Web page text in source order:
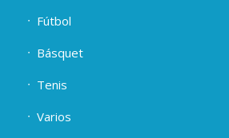
Fútbol
Básquet
Tenis
Varios